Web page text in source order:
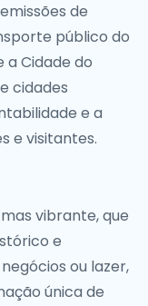
de
público do
a Cidade do
cidades
e a
e visitantes.
vibrante, que
e
ou lazer,
única de